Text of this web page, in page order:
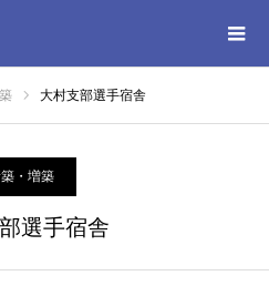
大村支部選手宿舎
・増築
選手宿舎